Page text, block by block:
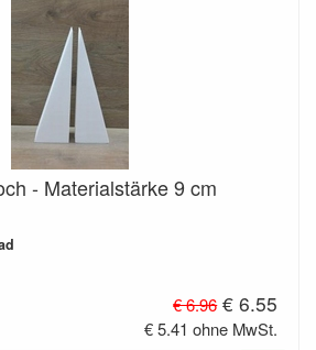
- Materialstärke 9 cm
€ 6.96€ 6.55
€ 5.41 ohne MwSt.